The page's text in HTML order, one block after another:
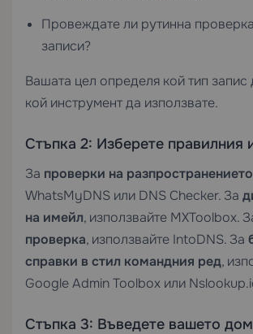
Провеждате ли рутинна
записи?
Вашата цел определя кой тип запис
кой инструмент да използвате.
Стъпка 2: Изберете правилния
За проверки на разпространението
WhatsMyDNS или DNS Checker. За
на имейл, използвайте MXToolbox.
проверка, използвайте IntoDNS. За
справки в стил командния ред,
Google Admin Toolbox или
Стъпка 3: Въведете вашето